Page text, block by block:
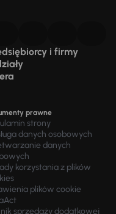
i firmy
prawne
strony
danych osobowych
danych
korzystania z plików
plików cookie
sprzedaży dodatkowej